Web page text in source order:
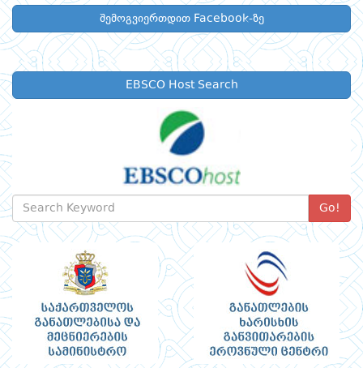
შემოგვიერთდით Facebook-ზე
EBSCO Host Search
Go!